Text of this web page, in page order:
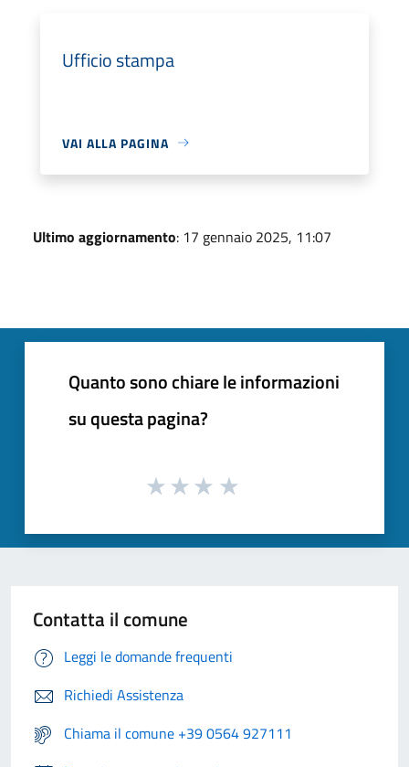
Ufficio stampa
VAI ALLA PAGINA
Ultimo aggiornamento: 17 gennaio 2025, 11:07
Quanto sono chiare le informazioni
su questa pagina?
Contatta il comune
Leggi le domande frequenti
Richiedi Assistenza
Chiama il comune +39 0564 927111